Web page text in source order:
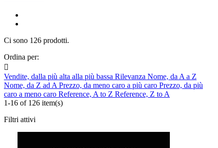
Ci sono 126 prodotti.
Ordina per:

Vendite, dalla più alta alla più bassa Rilevanza Nome, da A a Z
Nome, da Z ad A Prezzo, da meno caro a più caro Prezzo, da più
caro a meno caro Reference, A to Z Reference, Z to A
1-16 of 126 item(s)
Filtri attivi